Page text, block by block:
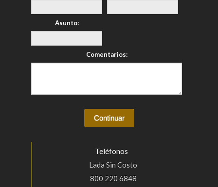
Asunto:
Comentarios:
Teléfonos
Lada Sin Costo
800 220 6848